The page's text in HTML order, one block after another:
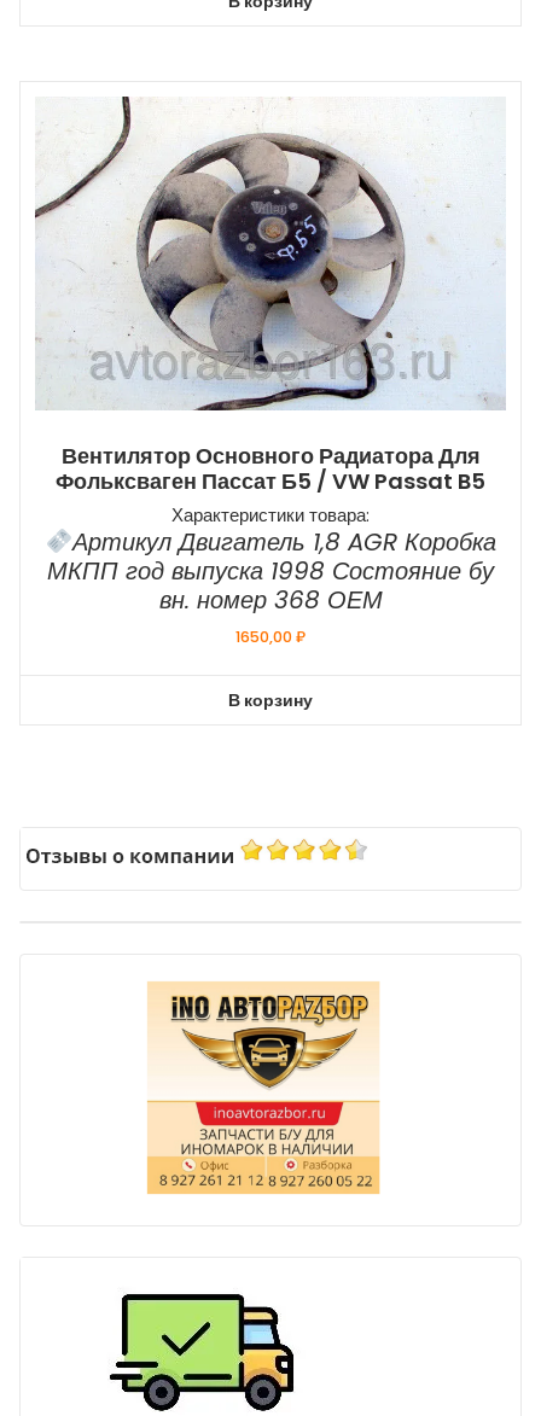
Вентилятор Основного Радиатора Для
Фольксваген Пассат Б5 / VW Passat B5
Характеристики товара:
Артикул Двигатель 1,8 AGR Коробка
МКПП год выпуска 1998 Состояние бу
вн. номер 368 ОЕМ
1650,00₽
В корзину